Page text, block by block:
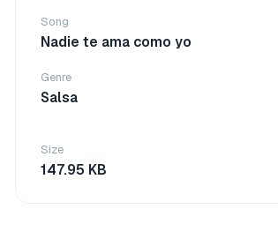
Song
Nadie te ama como yo
Genre
Salsa
Size
147.95 KB